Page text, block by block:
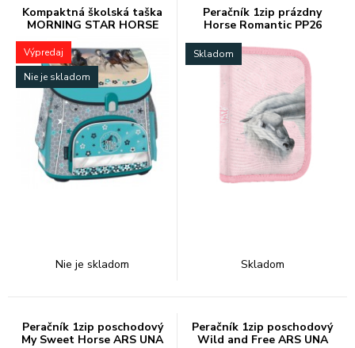
Kompaktná školská taška
MORNING STAR HORSE
ARS UNA
Výpredaj
Nie je skladom
Nie je skladom
Peračník 1zip prázdny
Horse Romantic PP26
Skladom
Skladom
Peračník 1zip poschodový
My Sweet Horse ARS UNA
Peračník 1zip poschodový
Wild and Free ARS UNA